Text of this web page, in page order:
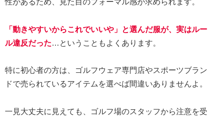
「動きやすいからこれでいいや」と選んだ服が、実はルー
ル違反だった…ということもよくあります。
特に初心者の方は、ゴルフウェア専門店やスポーツブラン
ドで売られているアイテムを選べば間違いありませんよ。
一見大丈夫に見えても、ゴルフ場のスタッフから注意を受